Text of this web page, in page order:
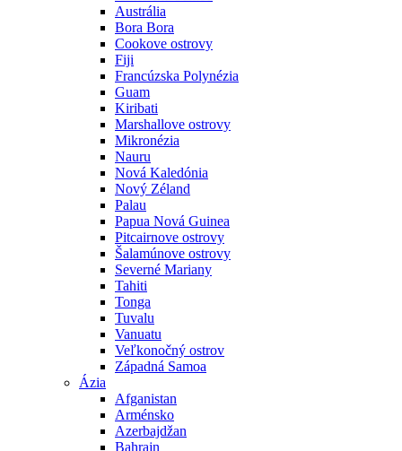
Austrália
Bora Bora
Cookove ostrovy
Fiji
Francúzska Polynézia
Guam
Kiribati
Marshallove ostrovy
Mikronézia
Nauru
Nová Kaledónia
Nový Zéland
Palau
Papua Nová Guinea
Pitcairnove ostrovy
Šalamúnove ostrovy
Severné Mariany
Tahiti
Tonga
Tuvalu
Vanuatu
Veľkonočný ostrov
Západná Samoa
Ázia
Afganistan
Arménsko
Azerbajdžan
Bahrajn